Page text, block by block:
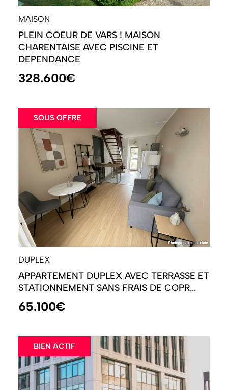
MAISON
PLEIN COEUR DE VARS ! MAISON
CHARENTAISE AVEC PISCINE ET
DEPENDANCE
328.600€
SOUS OFFRE
DUPLEX
APPARTEMENT DUPLEX AVEC TERRASSE ET
STATIONNEMENT SANS FRAIS DE COPR...
65.100€
BIEN ACTIF